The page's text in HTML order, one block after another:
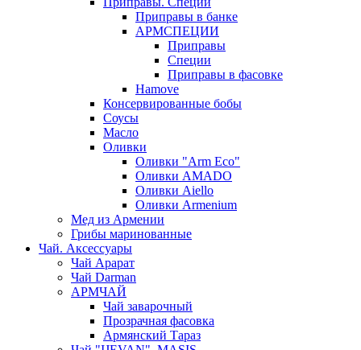
Приправы в банке
АРМСПЕЦИИ
Приправы
Специи
Приправы в фасовке
Hamove
Консервированные бобы
Соусы
Масло
Оливки
Оливки "Arm Eco"
Оливки AMADO
Оливки Aiello
Оливки Armenium
Мед из Армении
Грибы маринованные
Чай. Аксессуары
Чай Арарат
Чай Darman
АРМЧАЙ
Чай заварочный
Прозрачная фасовка
Армянский Тараз